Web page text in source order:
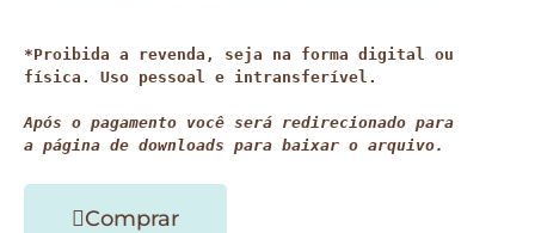
*Proibida a revenda, seja na forma digital ou
física. Uso pessoal e intransferível.
Após o pagamento você será redirecionado para
a página de downloads para baixar o arquivo.
Comprar